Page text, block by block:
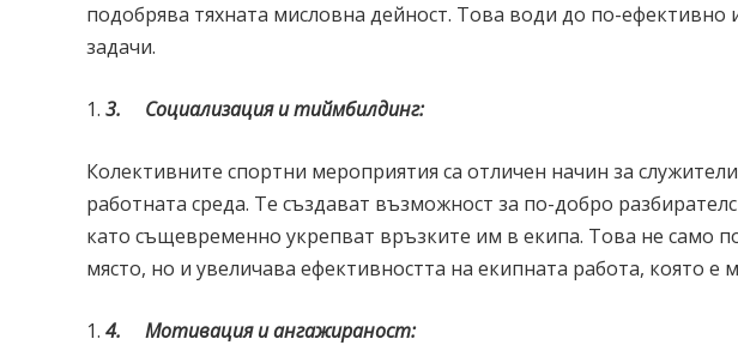
подобрява тяхната мисловна дейност. Това води до по-ефективно
задачи.
3. Социализация и тиймбилдинг:
Колективните спортни мероприятия са отличен начин за
работната среда. Те създават възможност за по-добро
като същевременно укрепват връзките им в екипа. Това не само
място, но и увеличава ефективността на екипната работа, която е
4. Мотивация и ангажираност: